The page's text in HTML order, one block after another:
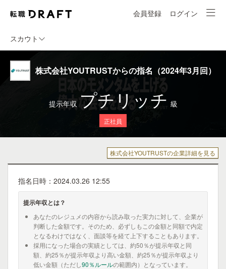
会員登録 ログイン
スカウト
株式会社YOUTRUSTからの指名（2024年3月回）
提示年収 プチリッチ 級
正社員
株式会社YOUTRUSTの企業詳細を見る
指名日時：2024.03.26 12:55
提示年収とは？
あなたのレジュメの内容から読み取った実力に対して、企業が
判断した金額です。そのため、必ずしもこの金額と同額で内定
となるわけではなく、面談等を経て上下することもあります。
採用になった場合の実績としては、約50％が提示年収と同
額、約25％が提示年収より高い金額、約25％が提示年収より
低い金額（ただし90％ルールの範囲内）となっています。